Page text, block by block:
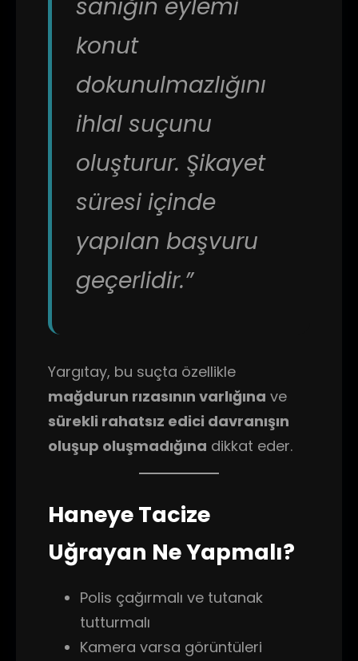
sanığın eylemi
konut
dokunulmazlığını
ihlal suçunu
oluşturur. Şikayet
süresi içinde
yapılan başvuru
geçerlidir.”
Yargıtay, bu suçta özellikle
mağdurun rızasının varlığına ve
sürekli rahatsız edici davranışın
oluşup oluşmadığına dikkat eder.
Haneye Tacize
Uğrayan Ne Yapmalı?
Polis çağırmalı ve tutanak
tutturmalı
Kamera varsa görüntüleri